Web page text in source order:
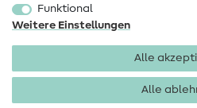
Funktional
Weitere Einstellungen
Alle
Alle
Impressum Datenschutz